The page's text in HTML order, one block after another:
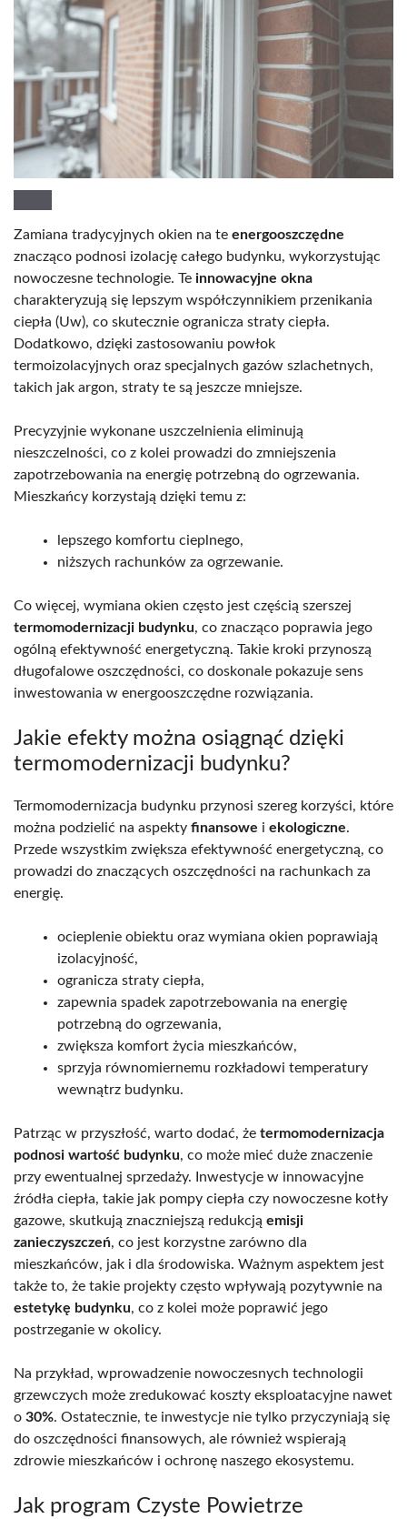
Zamiana tradycyjnych okien na te energooszczędne
znacząco podnosi izolację całego budynku, wykorzystując
nowoczesne technologie. Te innowacyjne okna
charakteryzują się lepszym współczynnikiem przenikania
ciepła (Uw), co skutecznie ogranicza straty ciepła.
Dodatkowo, dzięki zastosowaniu powłok
termoizolacyjnych oraz specjalnych gazów szlachetnych,
takich jak argon, straty te są jeszcze mniejsze.
Precyzyjnie wykonane uszczelnienia eliminują
nieszczelności, co z kolei prowadzi do zmniejszenia
zapotrzebowania na energię potrzebną do ogrzewania.
Mieszkańcy korzystają dzięki temu z:
lepszego komfortu cieplnego,
niższych rachunków za ogrzewanie.
Co więcej, wymiana okien często jest częścią szerszej
termomodernizacji budynku, co znacząco poprawia jego
ogólną efektywność energetyczną. Takie kroki przynoszą
długofalowe oszczędności, co doskonale pokazuje sens
inwestowania w energooszczędne rozwiązania.
Jakie efekty można osiągnąć dzięki
termomodernizacji budynku?
Termomodernizacja budynku przynosi szereg korzyści, które
można podzielić na aspekty finansowe i ekologiczne.
Przede wszystkim zwiększa efektywność energetyczną, co
prowadzi do znaczących oszczędności na rachunkach za
energię.
ocieplenie obiektu oraz wymiana okien poprawiają
izolacyjność,
ogranicza straty ciepła,
zapewnia spadek zapotrzebowania na energię
potrzebną do ogrzewania,
zwiększa komfort życia mieszkańców,
sprzyja równomiernemu rozkładowi temperatury
wewnątrz budynku.
Patrząc w przyszłość, warto dodać, że termomodernizacja
podnosi wartość budynku, co może mieć duże znaczenie
przy ewentualnej sprzedaży. Inwestycje w innowacyjne
źródła ciepła, takie jak pompy ciepła czy nowoczesne kotły
gazowe, skutkują znaczniejszą redukcją emisji
zanieczyszczeń, co jest korzystne zarówno dla
mieszkańców, jak i dla środowiska. Ważnym aspektem jest
także to, że takie projekty często wpływają pozytywnie na
estetykę budynku, co z kolei może poprawić jego
postrzeganie w okolicy.
Na przykład, wprowadzenie nowoczesnych technologii
grzewczych może zredukować koszty eksploatacyjne nawet
o 30%. Ostatecznie, te inwestycje nie tylko przyczyniają się
do oszczędności finansowych, ale również wspierają
zdrowie mieszkańców i ochronę naszego ekosystemu.
Jak program Czyste Powietrze